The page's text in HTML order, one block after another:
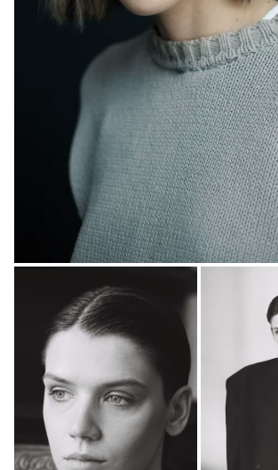
реж. Юрий Мороз
"Ячейка общества" - главная роль,
Званцова
"Внутри убийцы" - Ника, реж.
"Трудные подростки-5" - Влада,
Рыбников
"Слово пацана. Кровь на асфальте"
Жора Крыжовников
"Белый список" - Литовченко, реж.
"Актрисы" - Маша, реж. Фёдор
"Чёрная весна" - главная роль, реж.
Тарамаев, Любовь Львова
"Трудные подростки-4" - Влада, реж.
"Стая" - главная роль, реж. Марк
"Герда" - главная роль, реж. Наталья